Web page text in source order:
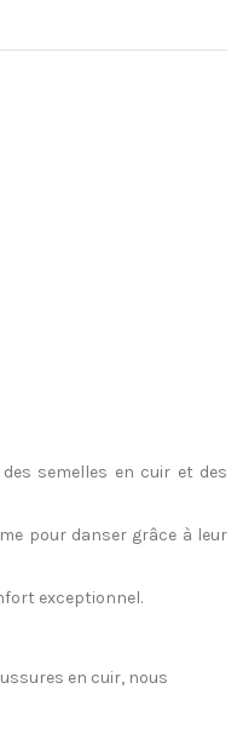
semelles en cuir et des
pour danser grâce à leur
exceptionnel.
en cuir, nous